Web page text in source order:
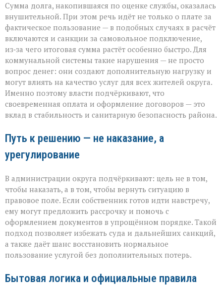
Сумма долга, накопившаяся по оценке службы, оказалась
внушительной. При этом речь идёт не только о плате за
фактическое пользование — в подобных случаях в расчёт
включаются и санкции за самовольное подключение,
из‑за чего итоговая сумма растёт особенно быстро. Для
коммунальной системы такие нарушения — не просто
вопрос денег: они создают дополнительную нагрузку и
могут влиять на качество услуг для всех жителей округа.
Именно поэтому власти подчёркивают, что
своевременная оплата и оформление договоров — это
вклад в стабильность и санитарную безопасность района.
Путь к решению — не наказание, а
урегулирование
В администрации округа подчёркивают: цель не в том,
чтобы наказать, а в том, чтобы вернуть ситуацию в
правовое поле. Если собственник готов идти навстречу,
ему могут предложить рассрочку и помочь с
оформлением документов в упрощённом порядке. Такой
подход позволяет избежать суда и дальнейших санкций,
а также даёт шанс восстановить нормальное
пользование услугой без дополнительных потерь.
Бытовая логика и официальные правила